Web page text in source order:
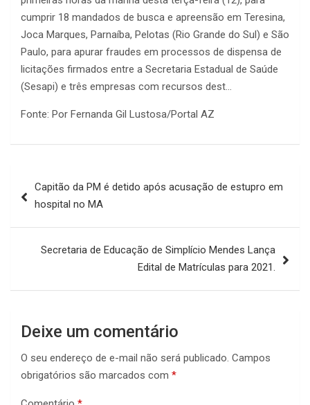
cumprir 18 mandados de busca e apreensão em Teresina,
Joca Marques, Parnaíba, Pelotas (Rio Grande do Sul) e São
Paulo, para apurar fraudes em processos de dispensa de
licitações firmados entre a Secretaria Estadual de Saúde
(Sesapi) e três empresas com recursos dest…
Fonte: Por Fernanda Gil Lustosa/Portal AZ
de
Capitão da PM é detido após acusação de estupro em
hospital no MA
Secretaria de Educação de Simplício Mendes Lança
Edital de Matrículas para 2021.
Deixe um comentário
O seu endereço de e-mail não será publicado. Campos
obrigatórios são marcados com *